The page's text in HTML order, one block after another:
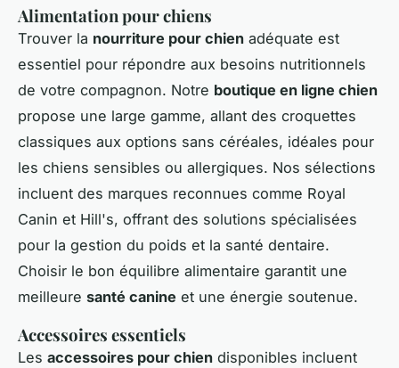
Alimentation pour chiens
Trouver la nourriture pour chien adéquate est
essentiel pour répondre aux besoins nutritionnels
de votre compagnon. Notre boutique en ligne chien
propose une large gamme, allant des croquettes
classiques aux options sans céréales, idéales pour
les chiens sensibles ou allergiques. Nos sélections
incluent des marques reconnues comme Royal
Canin et Hill's, offrant des solutions spécialisées
pour la gestion du poids et la santé dentaire.
Choisir le bon équilibre alimentaire garantit une
meilleure santé canine et une énergie soutenue.
Accessoires essentiels
Les accessoires pour chien disponibles incluent